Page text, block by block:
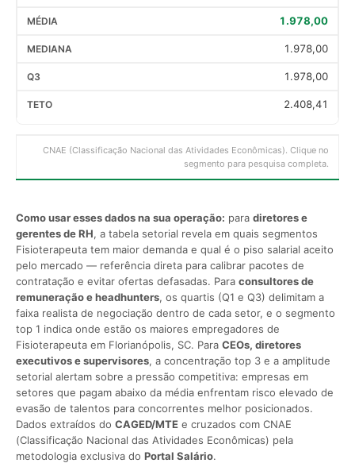
1.978,00
1.978,00
1.978,00
2.408,41
CNAE (Classificação Nacional das Atividades Econômicas). Clique no
segmento para pesquisa completa.
Como usar esses dados na sua operação: para diretores e
gerentes de RH, a tabela setorial revela em quais segmentos
Fisioterapeuta tem maior demanda e qual é o piso salarial aceito
pelo mercado — referência direta para calibrar pacotes de
contratação e evitar ofertas defasadas. Para consultores de
remuneração e headhunters, os quartis (Q1 e Q3) delimitam a
faixa realista de negociação dentro de cada setor, e o segmento
top 1 indica onde estão os maiores empregadores de
Fisioterapeuta em Florianópolis, SC. Para CEOs, diretores
executivos e supervisores, a concentração top 3 e a amplitude
setorial alertam sobre a pressão competitiva: empresas em
setores que pagam abaixo da média enfrentam risco elevado de
evasão de talentos para concorrentes melhor posicionados.
Dados extraídos do CAGED/MTE e cruzados com CNAE
(Classificação Nacional das Atividades Econômicas) pela
metodologia exclusiva do Portal Salário.